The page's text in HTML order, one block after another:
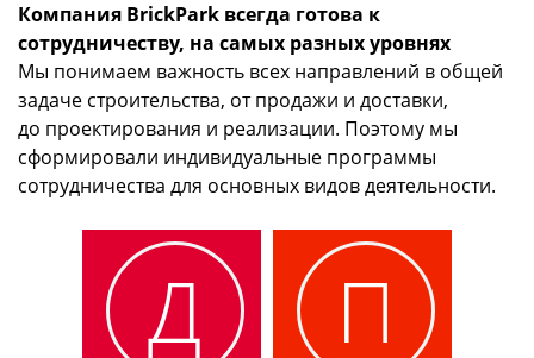
Компания BrickPark всегда готова к
сотрудничеству, на самых разных уровнях
Мы понимаем важность всех направлений в общей
задаче строительства, от продажи и доставки,
до проектирования и реализации. Поэтому мы
сформировали индивидуальные программы
сотрудничества для основных видов деятельности.
Д П